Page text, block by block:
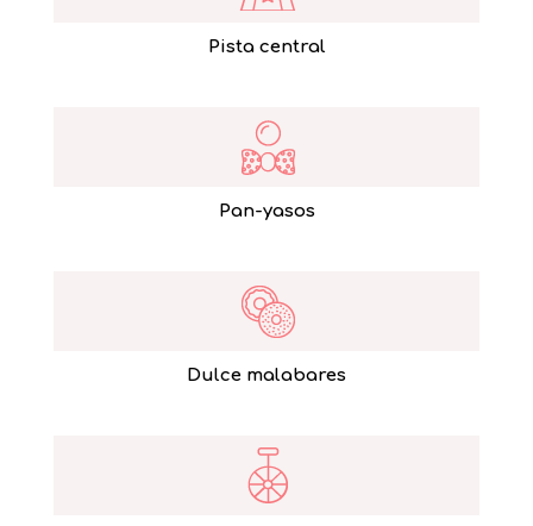
Pista central
Pan-yasos
Dulce malabares